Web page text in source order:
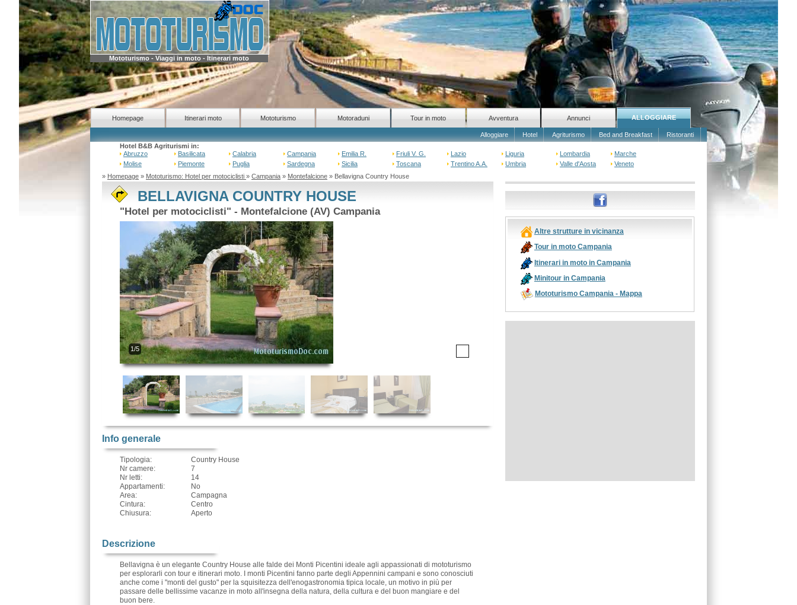
Mototurismo - Viaggi in moto - Itinerari moto
Homepage Itinerari moto Mototurismo Motoraduni Tour in moto Avventura Annunci ALLOGGIARE
Alloggiare Hotel Agriturismo Bed and Breakfast
Ristoranti
Hotel B&B Agriturismi in:
Abruzzo
Basilicata Calabria Campania Emilia R. Friuli V. G. Lazio Liguria Lombardia
Marche
Molise
Piemonte Puglia Sardegna Sicilia Toscana Trentino A.A. Umbria Valle d'Aosta
Veneto
» Homepage» Mototurismo: Hotel per motociclisti » Campania» Montefalcione» Bellavigna Country House
BELLAVIGNA COUNTRY HOUSE
"Hotel per motociclisti" - Montefalcione (AV) Campania
1/5
Info generale
Tipologia:
Nr camere:
Nr letti:
Appartamenti:
Area:
Cintura:
Chiusura:
Country House
7
14
No
Campagna
Centro
Aperto
Descrizione
Bellavigna è un elegante Country House alle falde dei Monti Picentini ideale agli appassionati di mototurismo
per esplorarli con tour e itinerari moto. I monti Picentini fanno parte degli Appennini campani e sono conosciuti
anche come i "monti del gusto" per la squisitezza dell'enogastronomia tipica locale, un motivo in più per
passare delle bellissime vacanze in moto all'insegna della natura, della cultura e del buon mangiare e del
buon bere.
Altre strutture in vicinanza
Tour in moto Campania
Itinerari in moto in Campania
Minitour in Campania
Mototurismo Campania - Mappa